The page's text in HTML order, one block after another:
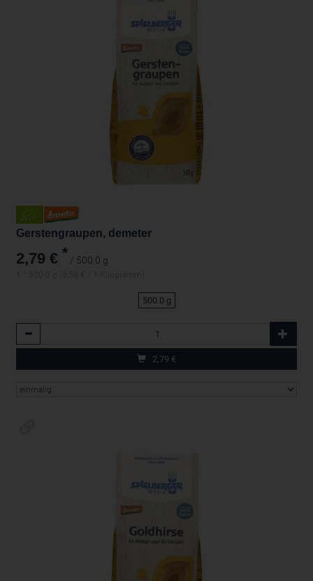
Gerstengraupen, demeter
2,79 € * / 500.0 g
500.0 g
2,79 €